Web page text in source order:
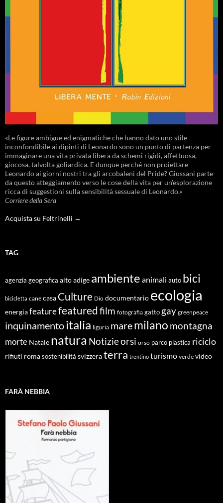
«Le figure ambigue ed enigmatiche che hanno dato uno stile
inconfondibile ai dipinti di Leonardo sono un punto di partenza per
immaginare una vita privata libera da schemi rigidi, affettuosa,
giocosa, talvolta goliardica. E dunque perché non proiettare
Leonardo ai giorni nostri tra gli arcobaleni del Pride? Giussani parte
da questo atteggiamento verso le cose della vita per un’esplorazione
ricca di suggestioni sulla sensibilità sessuale di Leonardo.»
Corriere della Sera
Acquista su Feltrinelli →
TAG
agenzia geografica alto adige ambiente animali auto bici
bicicletta cane casa Culture Dio documentario ecologia
energiafeaturefeaturedfilm fotografia gatto gay greenpeace
inquinamentoitalia liguria maremilano montagna
morte Natale natura Notizieorsi orso parco plastica riciclo
rifiuti roma sostenibilità svizzeraterra trentino turismo verde video
FARÀ NEBBIA